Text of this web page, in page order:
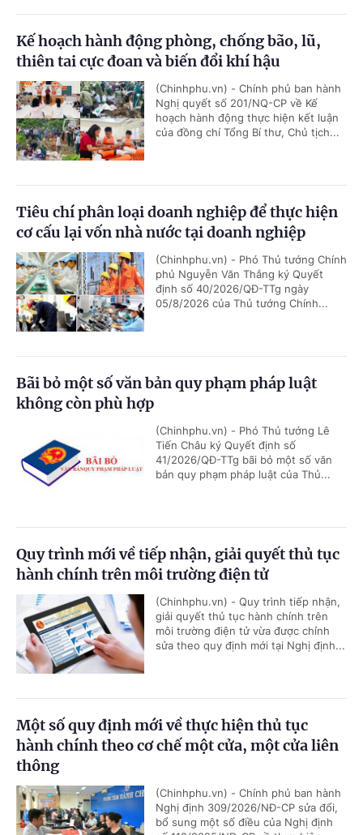
Kế hoạch hành động phòng, chống bão, lũ,
thiên tai cực đoan và biến đổi khí hậu
(Chinhphu.vn) - Chính phủ ban hành
Nghị quyết số 201/NQ-CP về Kế
hoạch hành động thực hiện kết luận
của đồng chí Tổng Bí thư, Chủ tịch...
Tiêu chí phân loại doanh nghiệp để thực hiện
cơ cấu lại vốn nhà nước tại doanh nghiệp
(Chinhphu.vn) - Phó Thủ tướng Chính
phủ Nguyễn Văn Thắng ký Quyết
định số 40/2026/QĐ-TTg ngày
05/8/2026 của Thủ tướng Chính...
Bãi bỏ một số văn bản quy phạm pháp luật
không còn phù hợp
(Chinhphu.vn) - Phó Thủ tướng Lê
Tiến Châu ký Quyết định số
41/2026/QĐ-TTg bãi bỏ một số văn
bản quy phạm pháp luật của Thủ...
Quy trình mới về tiếp nhận, giải quyết thủ tục
hành chính trên môi trường điện tử
(Chinhphu.vn) - Quy trình tiếp nhận,
giải quyết thủ tục hành chính trên
môi trường điện tử vừa được chỉnh
sửa theo quy định mới tại Nghị định...
Một số quy định mới về thực hiện thủ tục
hành chính theo cơ chế một cửa, một cửa liên
thông
(Chinhphu.vn) - Chính phủ ban hành
Nghị định 309/2026/NĐ-CP sửa đổi,
bổ sung một số điều của Nghị định